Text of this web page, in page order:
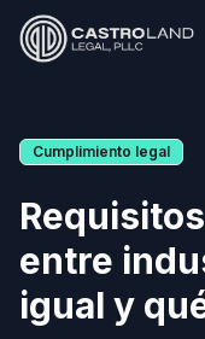
Cumplimiento legal
entre
igual y